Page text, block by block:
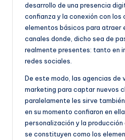
desarrollo de una presencia
confianza y la conexión con
elementos básicos para atraer
canales donde, dicho sea de
realmente presentes: tanto en
redes sociales.
De este modo, las agencias de
marketing para captar nuevos
paralelamente les sirve
en su momento confiaron en
personalización y la
se constituyen como los